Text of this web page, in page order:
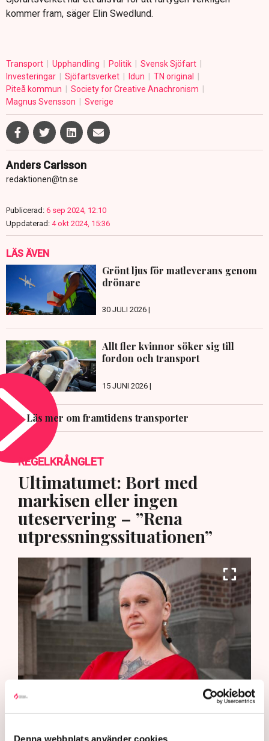
Denna webbplats använder cookies
kommer fram, säger Elin Swedlund.
Transport Upphandling Politik
Svensk Sjöfart
Investeringar
Sjöfartsverket Idun
TN original
Piteå kommun
Society for Creative Anachronism
Magnus Svensson
Sverige
Anders Carlsson
redaktionen@tn.se
Publicerad: 6 sep 2024, 12:10
Uppdaterad: 4 okt 2024, 15:36
LÄS ÄVEN
Grönt ljus för matleverans genom
drönare
30 JULI 2026 |
Allt fler kvinnor söker sig till
fordon och transport
15 JUNI 2026 |
Läs mer om framtidens transporter
REGELKRÅNGLET
Ultimatumet: Bort med
markisen eller ingen
uteservering – ”Rena
utpressningssituationen”
”Riktlinjerna gäller ju redan nu så min markis med ben är inte
längre tillåten”, säger Linda Nilsson som driver Lindas Kula i